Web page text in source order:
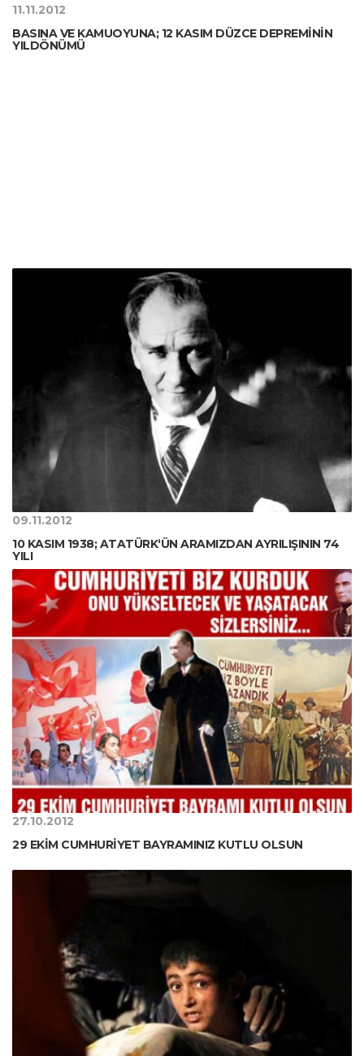
11.11.2012
BASINA VE KAMUOYUNA; 12 KASIM DÜZCE DEPREMİNİN
YILDÖNÜMÜ
09.11.2012
10 KASIM 1938; ATATÜRK‘ÜN ARAMIZDAN AYRILIŞININ 74
YILI
27.10.2012
29 EKİM CUMHURİYET BAYRAMINIZ KUTLU OLSUN